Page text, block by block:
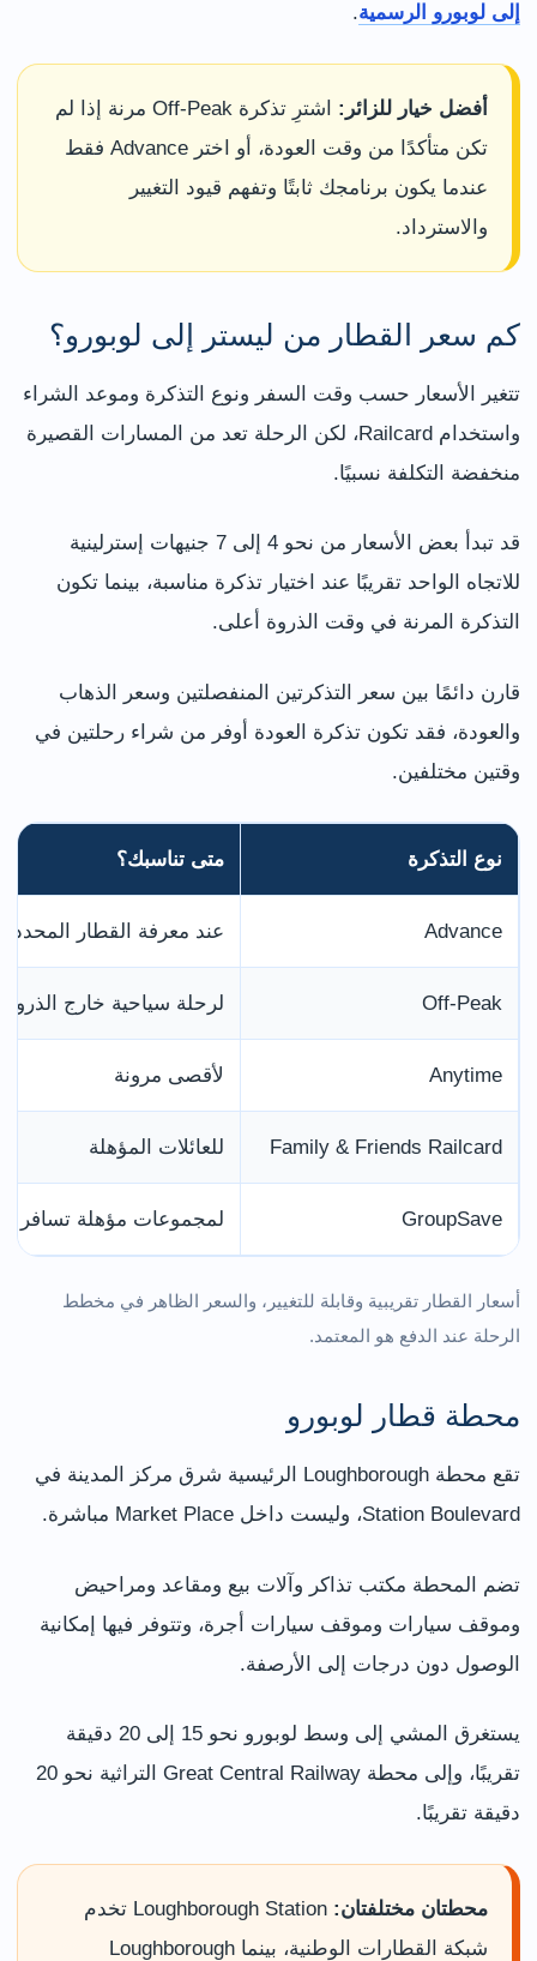
إلى لوبورو الرسمية.
أفضل خيار للزائر:
اشترِ تذكرة Off-Peak مرنة إذا لم
تكن متأكدًا من وقت العودة، أو اختر Advance فقط
عندما يكون برنامجك ثابتًا وتفهم قيود التغيير
والاسترداد.
كم سعر القطار من ليستر إلى لوبورو؟
تتغير الأسعار حسب وقت السفر ونوع التذكرة وموعد الشراء
واستخدام Railcard، لكن الرحلة تعد من المسارات القصيرة
منخفضة التكلفة نسبيًا.
قد تبدأ بعض الأسعار من نحو 4 إلى 7 جنيهات إسترلينية
للاتجاه الواحد تقريبًا عند اختيار تذكرة مناسبة، بينما تكون
التذكرة المرنة في وقت الذروة أعلى.
قارن دائمًا بين سعر التذكرتين المنفصلتين وسعر الذهاب
والعودة، فقد تكون تذكرة العودة أوفر من شراء رحلتين في
وقتين مختلفين.
نوع التذكرة متى تناسبك؟
Advance عند معرفة القطار المحدد
Off-Peak لرحلة سياحية خارج الذروة
Anytime لأقصى مرونة
Family & Friends Railcard للعائلات المؤهلة
GroupSave لمجموعات مؤهلة تسافر
أسعار القطار تقريبية وقابلة للتغيير، والسعر الظاهر في مخطط
الرحلة عند الدفع هو المعتمد.
محطة قطار لوبورو
تقع محطة Loughborough الرئيسية شرق مركز المدينة في
Station Boulevard، وليست داخل Market Place مباشرة.
تضم المحطة مكتب تذاكر وآلات بيع ومقاعد ومراحيض
وموقف سيارات وموقف سيارات أجرة، وتتوفر فيها إمكانية
الوصول دون درجات إلى الأرصفة.
يستغرق المشي إلى وسط لوبورو نحو 15 إلى 20 دقيقة
تقريبًا، وإلى محطة Great Central Railway التراثية نحو 20
دقيقة تقريبًا.
محطتان مختلفتان:
Loughborough Station تخدم
شبكة القطارات الوطنية، بينما Loughborough